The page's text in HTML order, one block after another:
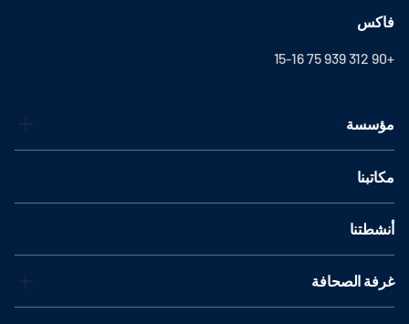
فاكس
+90 312 939 75 15-16
مؤسسة
مكاتبنا
أنشطتنا
غرفة الصحافة